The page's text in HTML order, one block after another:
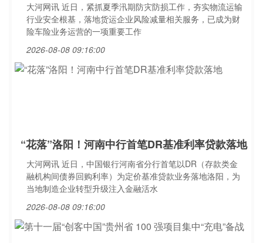
大河网讯 近日，紧抓夏季汛期防灾防损工作，夯实物流运输
行业安全根基，落地货运企业风险减量相关服务，已成为财
险车险业务运营的一项重要工作
2026-08-08 09:16:00
“花落”洛阳！河南中行首笔DR基准利率贷款落地
大河网讯 近日，中国银行河南省分行首笔以DR（存款类金
融机构间债券回购利率）为定价基准贷款业务落地洛阳，为
当地制造企业转型升级注入金融活水
2026-08-08 09:16:00